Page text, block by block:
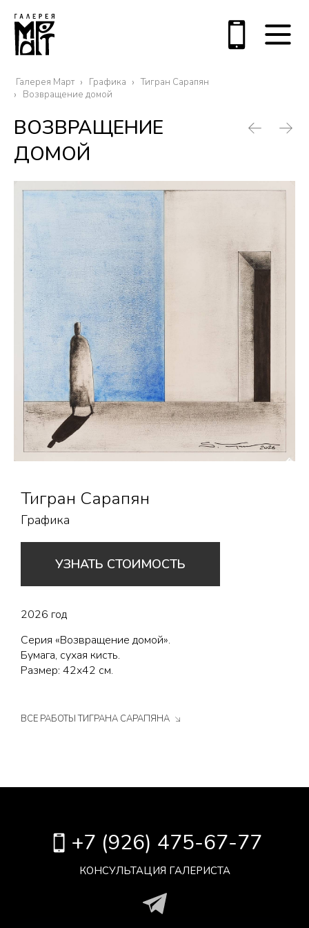
Галерея Март Графика
Тигран Сарапян
Возвращение домой
ВОЗВРАЩЕНИЕ
ДОМОЙ
Тигран Сарапян
Графика
УЗНАТЬ СТОИМОСТЬ
2026 год
Серия «Возвращение домой».
Бумага, сухая кисть.
Размер: 42х42 см.
ВСЕ РАБОТЫ ТИГРАНА САРАПЯНА
+7 (926) 475-67-77
КОНСУЛЬТАЦИЯ ГАЛЕРИСТА